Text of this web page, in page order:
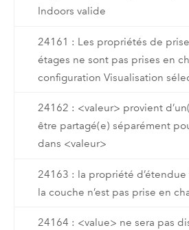
Indoors valide
24161 : Les propriétés de
étages ne sont pas prises en
configuration Visualisation
24162 : <valeur> provient
être partagé(e) séparément
dans <valeur>
24163 : la propriété
la couche n’est pas prise en
24164 : <value> ne sera pas